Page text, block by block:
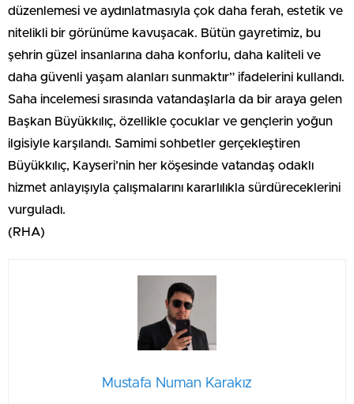
düzenlemesi ve aydınlatmasıyla çok daha ferah, estetik ve
nitelikli bir görünüme kavuşacak. Bütün gayretimiz, bu
şehrin güzel insanlarına daha konforlu, daha kaliteli ve
daha güvenli yaşam alanları sunmaktır” ifadelerini kullandı.
Saha incelemesi sırasında vatandaşlarla da bir araya gelen
Başkan Büyükkılıç, özellikle çocuklar ve gençlerin yoğun
ilgisiyle karşılandı. Samimi sohbetler gerçekleştiren
Büyükkılıç, Kayseri’nin her köşesinde vatandaş odaklı
hizmet anlayışıyla çalışmalarını kararlılıkla sürdüreceklerini
vurguladı.
(RHA)
Mustafa Numan Karakız